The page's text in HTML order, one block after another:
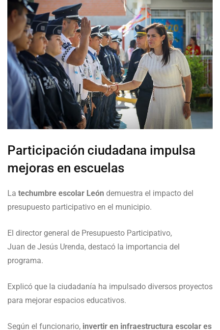
Participación ciudadana impulsa
mejoras en escuelas
La techumbre escolar León demuestra el impacto del
presupuesto participativo en el municipio.
El director general de Presupuesto Participativo,
Juan de Jesús Urenda, destacó la importancia del
programa.
Explicó que la ciudadanía ha impulsado diversos proyectos
para mejorar espacios educativos.
Según el funcionario, invertir en infraestructura escolar es